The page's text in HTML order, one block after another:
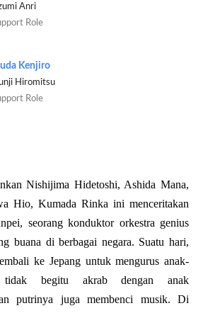
Anri
Role
Kenjiro
Hiromitsu
Role
Nishijima Hidetoshi, Ashida Mana,
Hio, Kumada Rinka ini menceritakan
seorang konduktor orkestra genius
buana di berbagai negara. Suatu hari,
ke Jepang untuk mengurus anak-
tidak begitu akrab dengan anak
putrinya juga membenci musik. Di